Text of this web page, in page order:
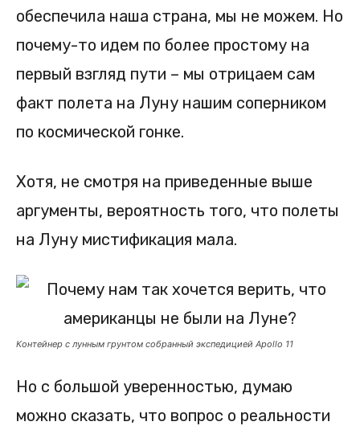
обеспечила наша страна, мы не можем. Но
почему-то идем по более простому на
первый взгляд пути – мы отрицаем сам
факт полета на Луну нашим соперником
по космической гонке.
Хотя, не смотря на приведенные выше
аргументы, вероятность того, что полеты
на Луну мистификация мала.
Контейнер с лунным грунтом собранный экспедицией Apollo 11
Но с большой уверенностью, думаю
можно сказать, что вопрос о реальности